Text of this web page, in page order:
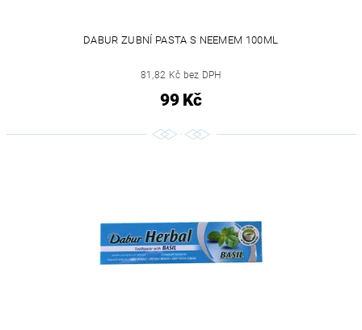
DABUR ZUBNÍ PASTA S NEEMEM 100ML
81,82 Kč bez DPH
99 Kč